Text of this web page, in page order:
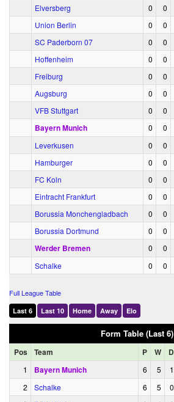
Elversberg
0 0
Union Berlin
0 0
SC Paderborn 07
0 0
Hoffenheim
0 0
Freiburg
0 0
Augsburg
0 0
VFB Stuttgart
0 0
Bayern Munich 0 0
Leverkusen
0 0
Hamburger
0 0
FC Koln
0 0
Eintracht Frankfurt
0 0
Borussia Monchengladbach
0 0
Borussia Dortmund
0 0
Werder Bremen 0 0
Schalke
0 0
Full League Table
Last 6 Last 10 Home Away Elo
Form Table (Last 6)
Pos Team P W D
1 Bayern Munich 6 5 1
2
Schalke 6 5 0